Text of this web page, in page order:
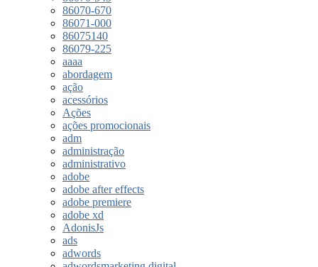
86070-670
86071-000
86075140
86079-225
aaaa
abordagem
ação
acessórios
Ações
ações promocionais
adm
administração
administrativo
adobe
adobe after effects
adobe premiere
adobe xd
AdonisJs
ads
adwords